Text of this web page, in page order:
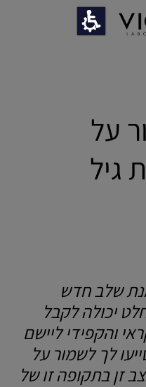
על
גיל
שלב חדש
יכולה לקבל
והקפידי ליישם
לך לשמור על
זן בתקופה זו של